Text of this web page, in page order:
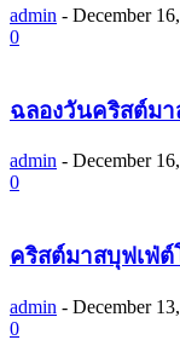
admin - December
0
ฉลองวันคริสต์มา
admin - December
0
คริสต์มาสบุฟเฟ่ต์
admin - December
0